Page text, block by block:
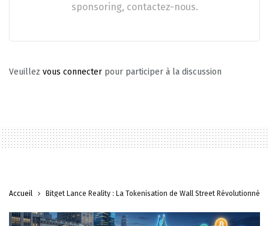
sponsoring, contactez-nous.
Veuillez vous connecter pour participer à la discussion
Accueil Bitget Lance Reality : La Tokenisation de Wall Street Révolutionnée